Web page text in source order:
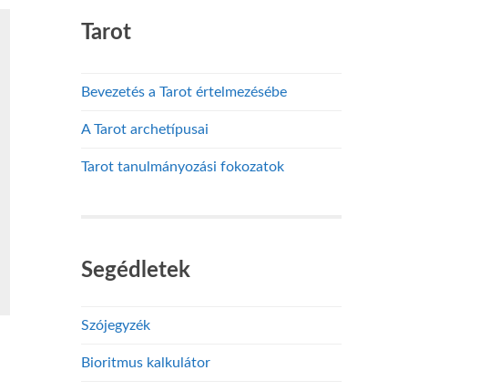
Tarot
Bevezetés a Tarot értelmezésébe
A Tarot archetípusai
Tarot tanulmányozási fokozatok
Segédletek
Szójegyzék
Bioritmus kalkulátor